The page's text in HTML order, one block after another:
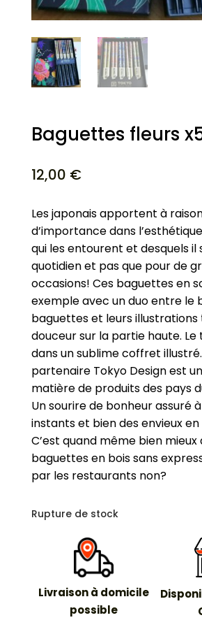
Baguettes fleurs
12,00 €
Les japonais apportent à
d’importance dans
qui les entourent et desquels il
quotidien et pas que pour de
occasions! Ces baguettes en
exemple avec un duo entre le
baguettes et leurs illustrations
douceur sur la partie haute.
dans un sublime coffret illustré.
partenaire Tokyo Design est
matière de produits des pays
Un sourire de bonheur assuré
instants et bien des envieux
C’est quand même bien mieux
baguettes en bois sans
par les restaurants non?
Rupture de stock
Livraison à domicile
possible